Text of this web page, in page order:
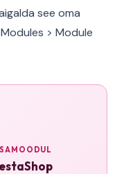
see oma
> Module